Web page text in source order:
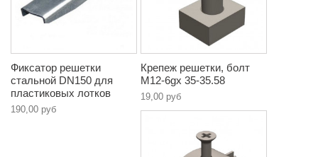
Фиксатор решетки
стальной DN150 для
пластиковых лотков
190,00 руб
Крепеж решетки, болт
М12-6gx 35-35.58
19,00 руб